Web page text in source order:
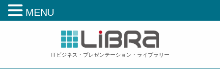
ITビジネス・プレゼンテーション・ライブラリー
MENU